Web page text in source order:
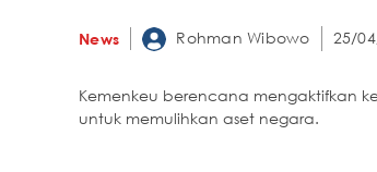
News Rohman Wibowo 25/
Kemenkeu berencana mengaktifkan
untuk memulihkan aset negara.